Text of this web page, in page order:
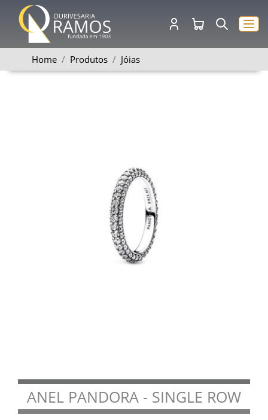
Home Produtos Jóias
ANEL PANDORA - SINGLE ROW